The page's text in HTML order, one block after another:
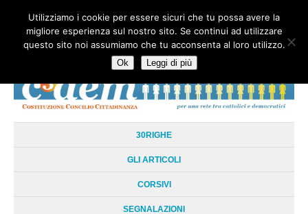
HOME CHI SIAMO LA RETE LE RADICI DOCUMENTAZIONE
AREE TEMATICHE
30RIGHE
GLI ARTICOLI
CORSIVI
SEGNALAZIONI
Utilizziamo i cookie per essere sicuri che tu possa avere la
migliore esperienza sul nostro sito. Se continui ad utilizzare
questo sito noi assumiamo che tu acconsenta al loro utilizzo.
Ok Leggi di più